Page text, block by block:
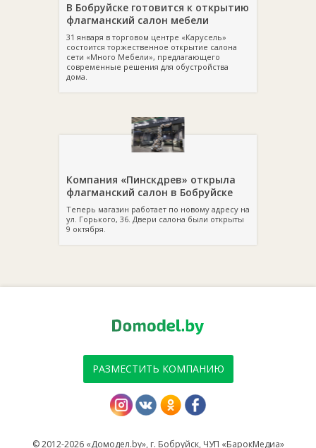
В Бобруйске готовится к открытию
флагманский салон мебели
31 января в торговом центре «Карусель»
состоится торжественное открытие салона
сети «Много Мебели», предлагающего
современные решения для обустройства
дома.
Компания «Пинскдрев» открыла
флагманский салон в Бобруйске
Теперь магазин работает по новому адресу на
ул. Горького, 36. Двери салона были открыты
9 октября.
РАЗМЕСТИТЬ КОМПАНИЮ
© 2012-2026 «Домодел.by», г. Бобруйск, ЧУП «БарокМедиа»